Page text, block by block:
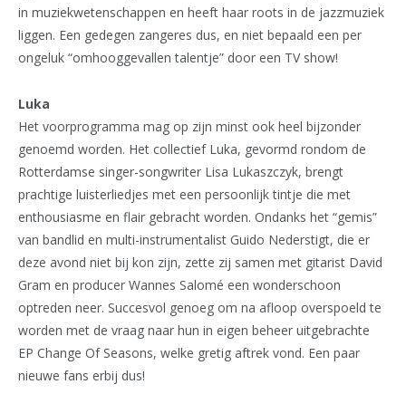
in muziekwetenschappen en heeft haar roots in de jazzmuziek
liggen. Een gedegen zangeres dus, en niet bepaald een per
ongeluk “omhooggevallen talentje” door een TV show!
Luka
Het voorprogramma mag op zijn minst ook heel bijzonder
genoemd worden. Het collectief Luka, gevormd rondom de
Rotterdamse singer-songwriter Lisa Lukaszczyk, brengt
prachtige luisterliedjes met een persoonlijk tintje die met
enthousiasme en flair gebracht worden. Ondanks het “gemis”
van bandlid en multi-instrumentalist Guido Nederstigt, die er
deze avond niet bij kon zijn, zette zij samen met gitarist David
Gram en producer Wannes Salomé een wonderschoon
optreden neer. Succesvol genoeg om na afloop overspoeld te
worden met de vraag naar hun in eigen beheer uitgebrachte
EP Change Of Seasons, welke gretig aftrek vond. Een paar
nieuwe fans erbij dus!